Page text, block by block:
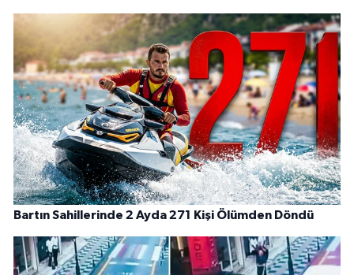
Bartın Sahillerinde 2 Ayda 271 Kişi Ölümden Döndü